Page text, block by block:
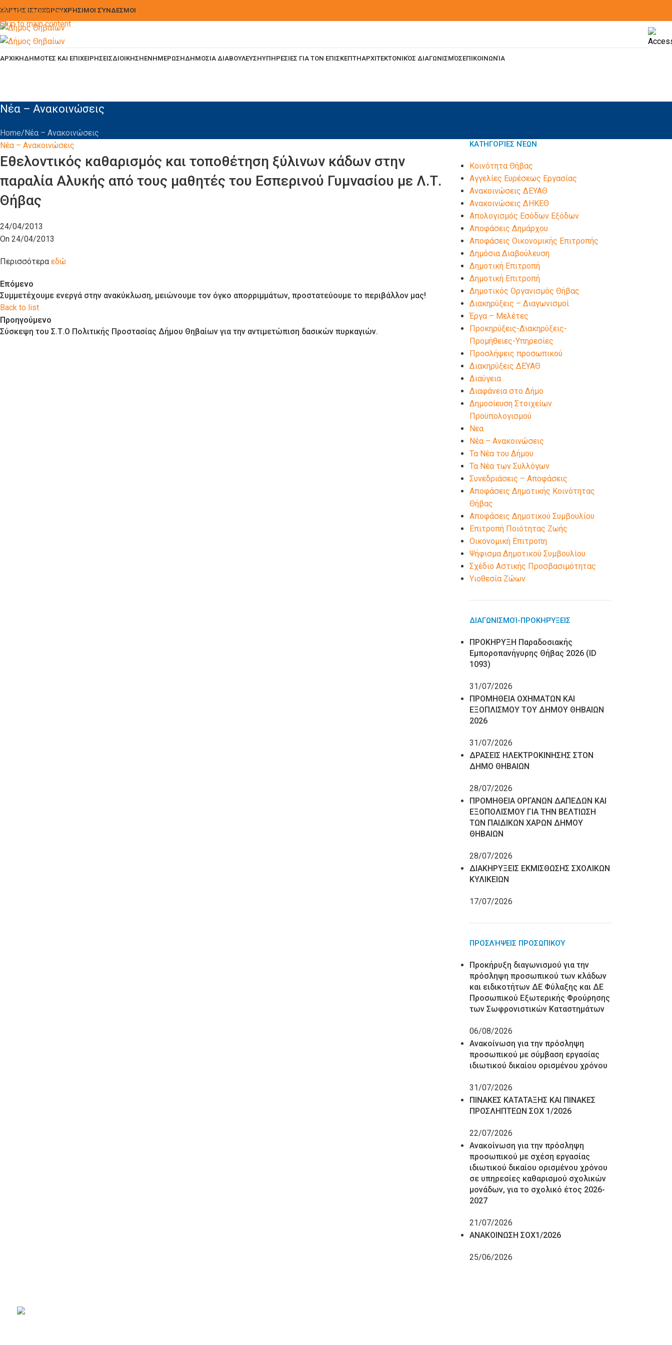
Skip to navigation
Skip to main content
ΧΆΡΤΗΣ ΙΣΤΟΧΏΡΟΥΧΡΉΣΙΜΟΙ ΣΎΝΔΕΣΜΟΙ
ΑΡΧΙΚΗΔΗΜΟΤΕΣ ΚΑΙ ΕΠΙΧΕΙΡΗΣΕΙΣΔΙΟΙΚΗΣΗΕΝΗΜΕΡΩΣΗΔΗΜΟΣΙΑ ΔΙΑΒΟΥΛΕΥΣΗΥΠΗΡΕΣΙΕΣ ΓΙΑ ΤΟΝ ΕΠΙΣΚΕΠΤΗΑΡΧΙΤΕΚΤΟΝΙΚΌΣ ΔΙΑΓΩΝΙΣΜΌΣΕΠΙΚΟΙΝΩΝΊΑ
Νέα – Ανακοινώσεις
Home Νέα – Ανακοινώσεις
Νέα – Ανακοινώσεις
Εθελοντικός καθαρισμός και τοποθέτηση ξύλινων κάδων στην
παραλία Αλυκής από τους μαθητές του Εσπερινού Γυμνασίου με Λ.Τ.
Θήβας
24/04/2013
On 24/04/2013
Περισσότερα εδώ
Επόμενο
Συμμετέχουμε ενεργά στην ανακύκλωση, μειώνουμε τον όγκο απορριμμάτων, προστατεύουμε το περιβάλλον μας!
Back to list
Προηγούμενο
Σύσκεψη του Σ.Τ.Ο Πολιτικής Προστασίας Δήμου Θηβαίων για την αντιμετώπιση δασικών πυρκαγιών.
ΚΑΤΗΓΟΡΊΕΣ ΝΈΩΝ
Kοινότητα Θήβας
Αγγελίες Ευρέσεως Εργασίας
Ανακοινώσεις ΔΕΥΑΘ
Ανακοινώσεις ΔΗΚΕΘ
Απολογισμός Εσόδων Εξόδων
Αποφάσεις Δημάρχου
Αποφάσεις Οικονομικής Επιτροπής
Δημόσια Διαβούλευση
Δημοτική Επιτροπή
Δημοτική Επιτροπή
Δημοτικός Οργανισμός Θήβας
Διακηρύξεις – Διαγωνισμοί
Έργα – Μελέτες
Προκηρύξεις-Διακηρύξεις-
Προμήθειες-Υπηρεσίες
Προσλήψεις προσωπικού
Διακηρύξεις ΔΕΥΑΘ
Διαύγεια
Διαφάνεια στο Δήμο
Δημοσίευση Στοιχείων
Προϋπολογισμού
Νεα
Νέα – Ανακοινώσεις
Τα Νέα του Δήμου
Τα Νέα των Συλλόγων
Συνεδριάσεις – Αποφάσεις
Αποφάσεις Δημοτικής Κοινότητας
Θήβας
Αποφάσεις Δημοτικού Συμβουλίου
Επιτροπή Ποιότητας Ζωής
Οικονομική Επιτροπη
Ψήφισμα Δημοτικού Συμβουλίου
Σχέδιο Αστικής Προσβασιμότητας
Υιοθεσία Ζώων
ΔΙΑΓΩΝΙΣΜΟΊ-ΠΡΟΚΗΡΎΞΕΙΣ
ΠΡΟΚΗΡΥΞΗ Παραδοσιακής
Εμποροπανήγυρης Θήβας 2026 (ID
1093)
31/07/2026
ΠΡΟΜΗΘΕΙΑ ΟΧΗΜΑΤΩΝ ΚΑΙ
ΕΞΟΠΛΙΣΜΟΥ ΤΟΥ ΔΗΜΟΥ ΘΗΒΑΙΩΝ
2026
31/07/2026
ΔΡΑΣΕΙΣ ΗΛΕΚΤΡΟΚΙΝΗΣΗΣ ΣΤΟΝ
ΔΗΜΟ ΘΗΒΑΙΩΝ
28/07/2026
ΠΡΟΜΗΘΕΙΑ ΟΡΓΑΝΩΝ ΔΑΠΕΔΩΝ ΚΑΙ
ΕΞΟΠΟΛΙΣΜΟΥ ΓΙΑ ΤΗΝ ΒΕΛΤΙΩΣΗ
ΤΩΝ ΠΑΙΔΙΚΩΝ ΧΑΡΩΝ ΔΗΜΟΥ
ΘΗΒΑΙΩΝ
28/07/2026
ΔΙΑΚΗΡΥΞΕΙΣ ΕΚΜΙΣΘΩΣΗΣ ΣΧΟΛΙΚΩΝ
ΚΥΛΙΚΕΙΩΝ
17/07/2026
ΠΡΟΣΛΉΨΕΙΣ ΠΡΟΣΩΠΙΚΟΎ
Προκήρυξη διαγωνισμού για την
πρόσληψη προσωπικού των κλάδων
και ειδικοτήτων ΔΕ Φύλαξης και ΔΕ
Προσωπικού Εξωτερικής Φρούρησης
των Σωφρονιστικών Καταστημάτων
06/08/2026
Ανακοίνωση για την πρόσληψη
προσωπικού με σύμβαση εργασίας
ιδιωτικού δικαίου ορισμένου χρόνου
31/07/2026
ΠΙΝΑΚΕΣ ΚΑΤΑΤΑΞΗΣ ΚΑΙ ΠΙΝΑΚΕΣ
ΠΡΟΣΛΗΠΤΕΩΝ ΣΟΧ 1/2026
22/07/2026
Ανακοίνωση για την πρόσληψη
προσωπικού με σχέση εργασίας
ιδιωτικού δικαίου ορισμένου χρόνου
σε υπηρεσίες καθαρισμού σχολικών
μονάδων, για το σχολικό έτος 2026-
2027
21/07/2026
ΑΝΑΚΟΙΝΩΣΗ ΣΟΧ1/2026
25/06/2026